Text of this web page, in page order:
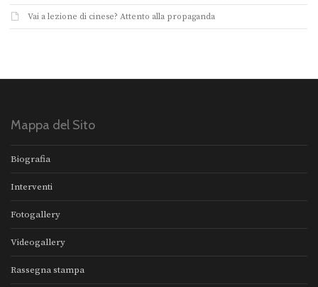
Vai a lezione di cinese? Attento alla propaganda
Mappa del Sito
Biografia
Interventi
Fotogallery
Videogallery
Rassegna stampa